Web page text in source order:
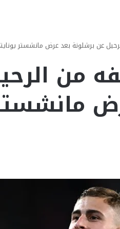
برشلونة بعد عرض مانشستر يونايتد ل 70 مليون
من